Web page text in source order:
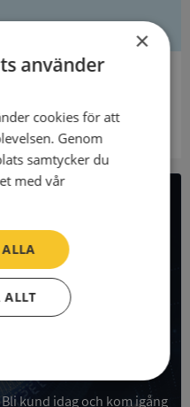
i API
i Syna API
du kan hämta
alla Sveriges företag
kund idag och kom igång
×
använder
cookies för att
Genom
samtycker du
med vår
ALLT
Inriktning